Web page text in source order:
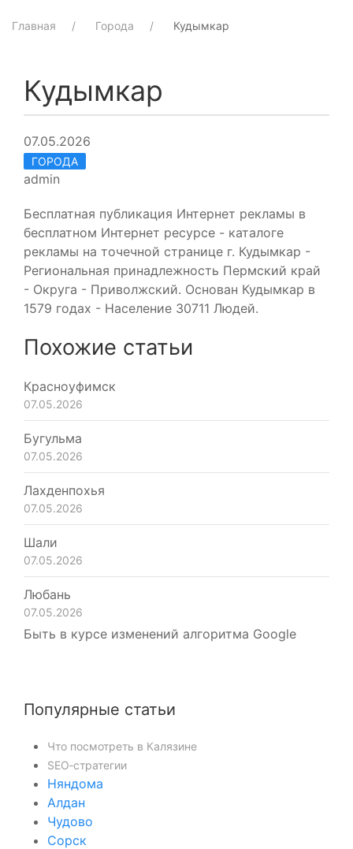
Главная Города Кудымкар
Кудымкар
07.05.2026
ГОРОДА
admin
Бесплатная публикация Интернет рекламы в
бесплатном Интернет ресурсе - каталоге
рекламы на точечной странице г. Кудымкар -
Региональная принадлежность Пермский край
- Округа - Приволжский. Основан Кудымкар в
1579 годах - Население 30711 Людей.
Похожие статьи
Красноуфимск
07.05.2026
Бугульма
07.05.2026
Лахденпохья
07.05.2026
Шали
07.05.2026
Любань
07.05.2026
Быть в курсе изменений алгоритма Google
Популярные статьи
Что посмотреть в Калязине
SEO‑стратегии
Няндома
Алдан
Чудово
Сорск